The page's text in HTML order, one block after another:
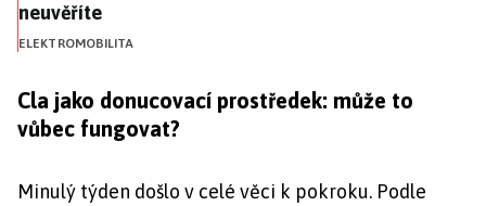
neuvěříte
ELEKTROMOBILITA
Cla jako donucovací prostředek: může to
vůbec fungovat?
Minulý týden došlo v celé věci k pokroku. Podle